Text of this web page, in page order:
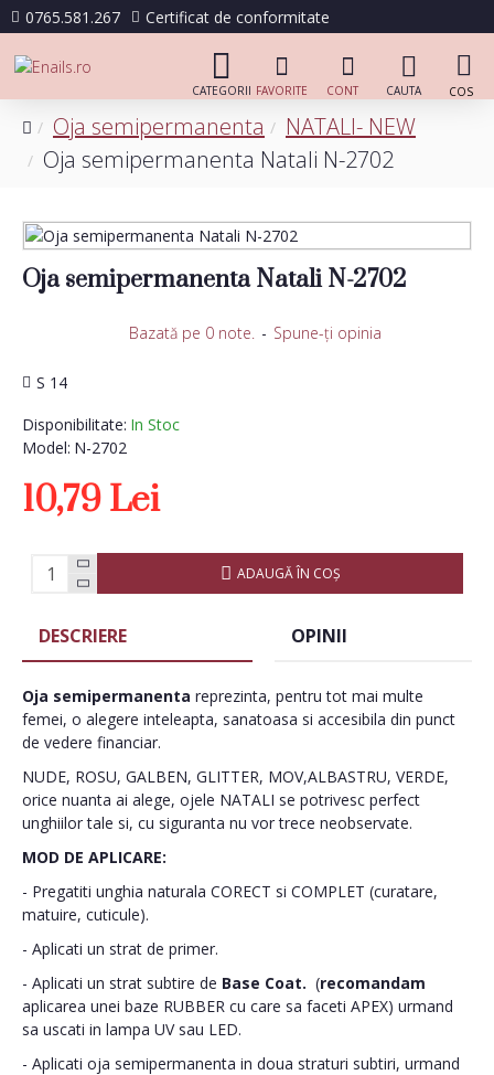
0765.581.267 Certificat de conformitate
Oja semipermanenta
NATALI- NEW
Oja semipermanenta Natali N-2702
Oja semipermanenta Natali N-2702
Disponibilitate: In Stoc
Model: N-2702
S 14
Bazată pe 0 note. - Spune-ţi opinia
10,79 Lei
ADAUGĂ ÎN COŞ
DESCRIERE OPINII
Oja semipermanenta reprezinta, pentru tot mai multe
femei, o alegere inteleapta, sanatoasa si accesibila din punct
de vedere financiar.
NUDE, ROSU, GALBEN, GLITTER, MOV,ALBASTRU, VERDE,
orice nuanta ai alege, ojele NATALI se potrivesc perfect
unghiilor tale si, cu siguranta nu vor trece neobservate.
MOD DE APLICARE:
- Pregatiti unghia naturala CORECT si COMPLET (curatare,
matuire, cuticule).
- Aplicati un strat de primer.
- Aplicati un strat subtire de Base Coat. (recomandam
aplicarea unei baze RUBBER cu care sa faceti APEX) urmand
sa uscati in lampa UV sau LED.
- Aplicati oja semipermanenta in doua straturi subtiri, urmand